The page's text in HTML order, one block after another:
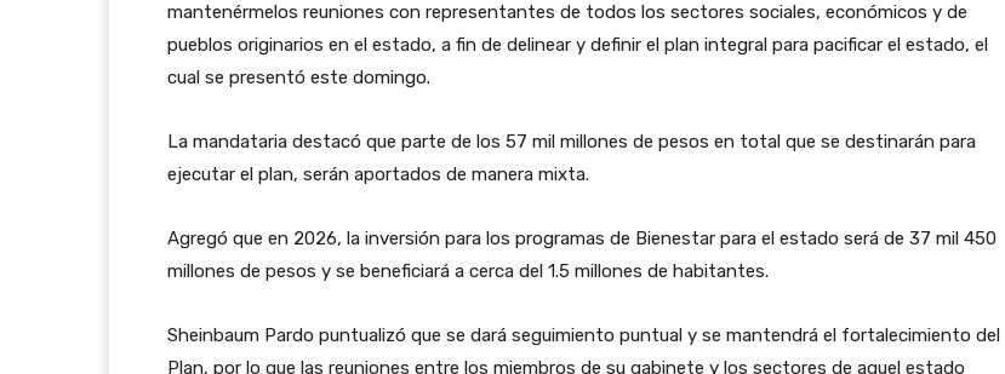
mantenérmelos reuniones con representantes de todos los sectores sociales, económicos y de
pueblos originarios en el estado, a fin de delinear y definir el plan integral para pacificar el estado, el
cual se presentó este domingo.
La mandataria destacó que parte de los 57 mil millones de pesos en total que se destinarán para
ejecutar el plan, serán aportados de manera mixta.
Agregó que en 2026, la inversión para los programas de Bienestar para el estado será de 37 mil 450
millones de pesos y se beneficiará a cerca del 1.5 millones de habitantes.
Sheinbaum Pardo puntualizó que se dará seguimiento puntual y se mantendrá el fortalecimiento del
Plan, por lo que las reuniones entre los miembros de su gabinete y los sectores de aquel estado